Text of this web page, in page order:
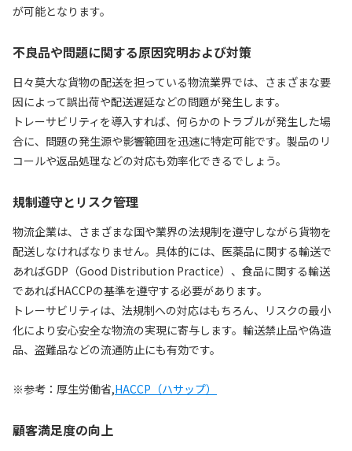
が可能となります。
不良品や問題に関する原因究明および対策
日々莫大な貨物の配送を担っている物流業界では、さまざまな要
因によって誤出荷や配送遅延などの問題が発生します。
トレーサビリティを導入すれば、何らかのトラブルが発生した場
合に、問題の発生源や影響範囲を迅速に特定可能です。製品のリ
コールや返品処理などの対応も効率化できるでしょう。
規制遵守とリスク管理
物流企業は、さまざまな国や業界の法規制を遵守しながら貨物を
配送しなければなりません。具体的には、医薬品に関する輸送で
あればGDP（Good Distribution Practice）、食品に関する輸送
であればHACCPの基準を遵守する必要があります。
トレーサビリティは、法規制への対応はもちろん、リスクの最小
化により安心安全な物流の実現に寄与します。輸送禁止品や偽造
品、盗難品などの流通防止にも有効です。
※参考：厚生労働省,HACCP（ハサップ）
顧客満足度の向上